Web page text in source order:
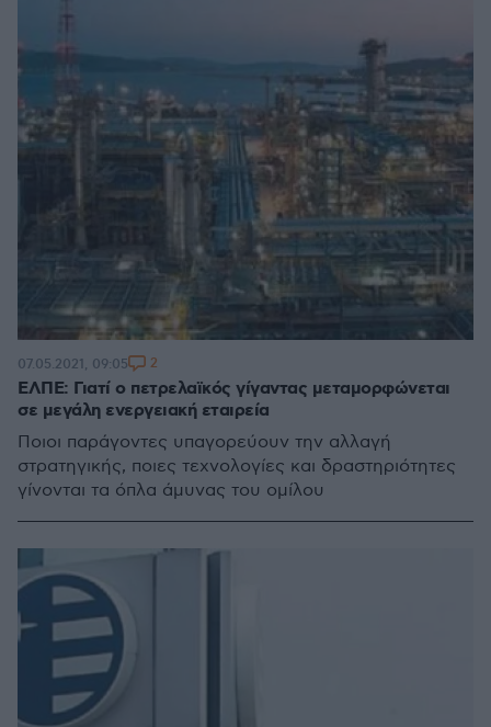
ΕΛΠΕ: Γιατί ο πετρελαϊκός γίγαντας μεταμορφώνεται
σε μεγάλη ενεργειακή εταιρεία
Ποιοι παράγοντες υπαγορεύουν την αλλαγή
στρατηγικής, ποιες τεχνολογίες και δραστηριότητες
γίνονται τα όπλα άμυνας του ομίλου
07.05.2021, 09:05 2